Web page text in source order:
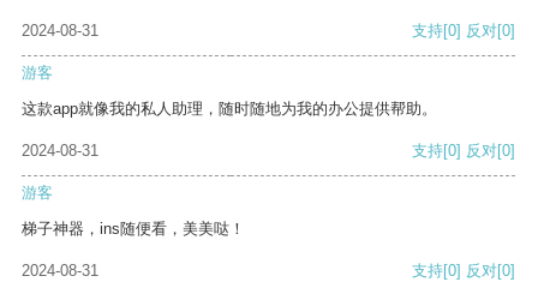
2024-08-31 支持[0] 反对[0]
游客
这款app就像我的私人助理，随时随地为我的办公提供帮助。
2024-08-31 支持[0] 反对[0]
游客
梯子神器，ins随便看，美美哒！
2024-08-31 支持[0] 反对[0]